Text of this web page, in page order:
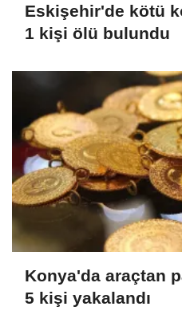
Eskişehir'de kötü
1 kişi ölü bulundu
Konya'da araçtan
5 kişi yakalandı